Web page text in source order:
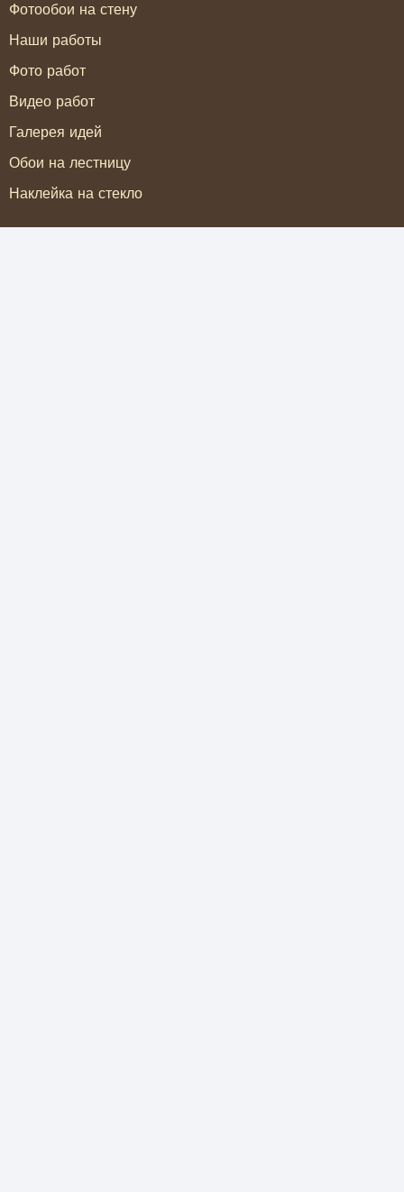
Фотообои на стену
Наши работы
Фото работ
Видео работ
Галерея идей
Обои на лестницу
Наклейка на стекло